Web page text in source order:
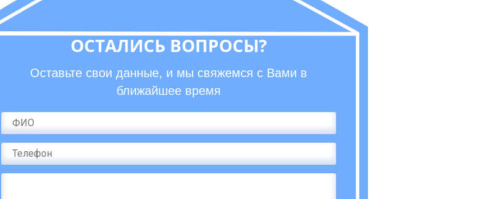
ОСТАЛИСЬ ВОПРОСЫ?
Оставьте свои данные, и мы свяжемся с Вами в
ближайшее время